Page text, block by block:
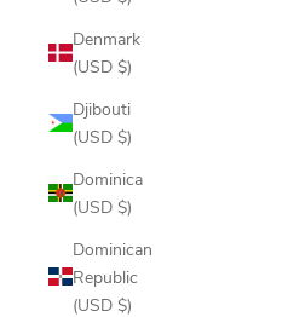
Denmark
(USD $)
Djibouti
(USD $)
Dominica
(USD $)
Dominican
Republic
(USD $)